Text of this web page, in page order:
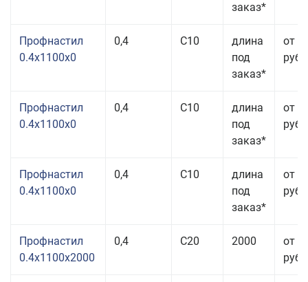
заказ*
Профнастил
0.4x1100x0
0,4 С10
длина
под
заказ*
от
руб.
Профнастил
0.4x1100x0
0,4 С10
длина
под
заказ*
от
руб.
Профнастил
0.4x1100x0
0,4 С10
длина
под
заказ*
от
руб.
Профнастил
0.4x1100x2000
0,4 С20 2000
от
руб.